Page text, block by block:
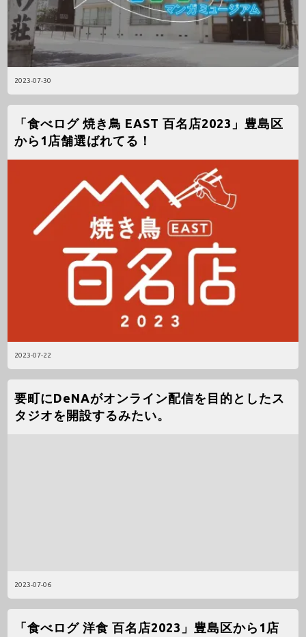
2023-07-30
2023-07-22
「食べログ 焼き鳥 EAST 百名店2023」豊島区
から1店舗選ばれてる！
2023-07-06
要町にDeNAがオンライン配信を目的としたス
タジオを開設するみたい。
「食べログ 洋食 百名店2023」豊島区から1店